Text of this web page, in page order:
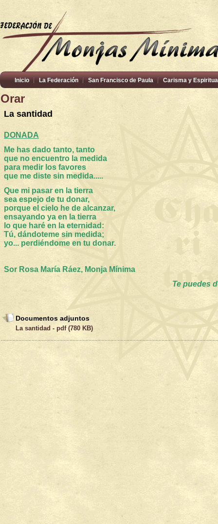
Inicio La Federación San Francisco de Paula Carisma y
Orar
La santidad
DONADA
Me has dado tanto, tanto
que no encuentro la medida
para medir los favores
que me diste sin medida.....
Que mi pasar en la tierra
sea espejo de tu donar,
porque el cielo he de alcanzar,
ensayando ya en la tierra
lo que haré en la eternidad:
Tú, dándoteme sin medida;
yo... perdiéndome en tu donar.
Sor Rosa María Ráez, Monja Mínima
Te puedes
Documentos adjuntos
La santidad - pdf (780 KB)